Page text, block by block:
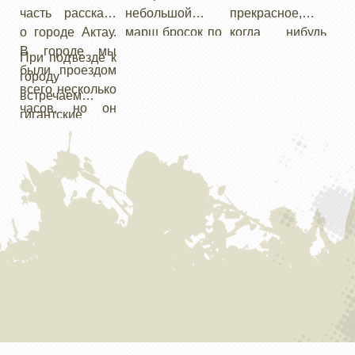
правилах какие
то исключения.
природными
образованиями
- конкрециями.
истории так и к
совсем
часть рассказа
о городе Актау.
В городе мы
были проездом
всего несколько
часов, но он
сильное
впечатление.
При подъезде к
городу
встречаем
гигантские
небольшой
марш бросок по
Босжира, но по
пути нас ждали
еще несколько
необычных
прекрасное,
когда нибудь
возвращаться в
оставили самое
, на мой взгляд,
удивительное и
прекрасное